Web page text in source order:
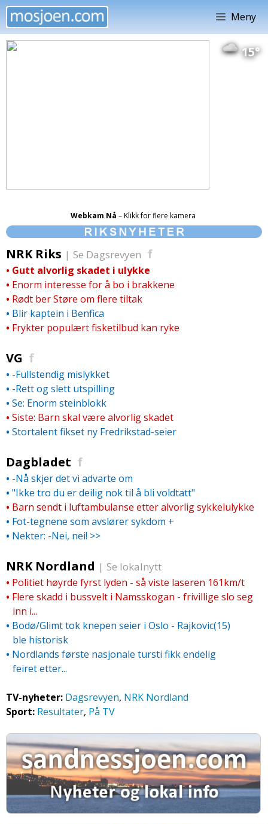
Hopp
innhold
Meny
15°
Webkam Nå – Klikk for flere kamera
NRK Riks | Se Dagsrevyen f
• Gutt alvorlig skadet i ulykke
• Enorm interesse for å bo i brakkene
• Rødt ber Støre om flere tiltak
• Blir kaptein i Benfica
• Frykter populært fisketilbud kan ryke
VG f
• -Fullstendig mislykket
• -Rett og slett utspilling
• Se: Enorm steinblokk
• Siste: Barn skal være alvorlig skadet
• Stortalent fikset ny Fredrikstad-seier
Dagbladet f
• -Nå skjer det vi advarte om
• "Ikke tro du er deilig nok til å bli voldtatt"
• Barn sendt i luftambulanse etter alvorlig sykkelulykke
• Fot-tegnene som avslører sykdom +
• Nekter: -Nei, nei! >>
NRK Nordland | Se lokalnytt
• Politiet høyrde fyrst lyden - så viste laseren 161km/­t
• Flere skadd i bussvelt i Namsskogan - frivillige slo seg
inn i...
• Bodø/­Glimt tok knepen seier i Oslo - Rajkovic(15)
ble historisk
• Nordlands første nasjonale tursti fikk endelig
feiret etter...
TV-nyheter: Dagsrevyen, NRK Nordland
Sport: Resultater, På TV